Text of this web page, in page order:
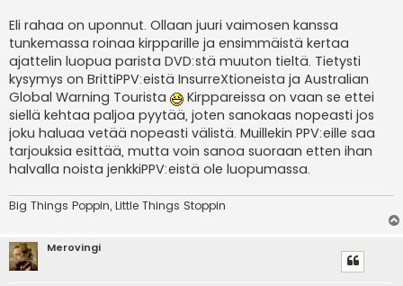
Eli rahaa on uponnut. Ollaan juuri vaimosen kanssa
tunkemassa roinaa kirpparille ja ensimmäistä kertaa
ajattelin luopua parista DVD:stä muuton tieltä. Tietysti
kysymys on BrittiPPV:eistä InsurreXtioneista ja Australian
Global Warning Tourista
Kirppareissa on vaan se ettei
siellä kehtaa paljoa pyytää, joten sanokaas nopeasti jos
joku haluaa vetää nopeasti välistä. Muillekin PPV:eille saa
tarjouksia esittää, mutta voin sanoa suoraan etten ihan
halvalla noista jenkkiPPV:eistä ole luopumassa.
Big Things Poppin, Little Things Stoppin
Merovingi